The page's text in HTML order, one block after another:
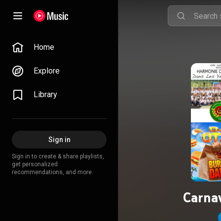
Home
Explore
Library
Sign in
Sign in to create & share playlists,
get personalized
recommendations, and more.